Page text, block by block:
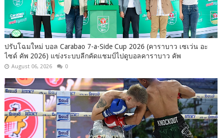
ปรับโฉมใหม่ บอล Carabao 7-a-Side Cup 2026 (คาราบาว เซเว่น อะ
ไซด์ คัพ 2026) แข่งระบบลีกคัดแชมป์ไปดูบอลคาราบาว คัพ
August 06, 2026 0